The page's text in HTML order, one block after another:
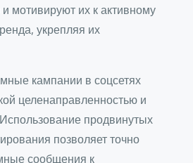
мотивируют их к активному
укрепляя их
кампании в соцсетях
целенаправленностью и
продвинутых
позволяет точно
сообщения к